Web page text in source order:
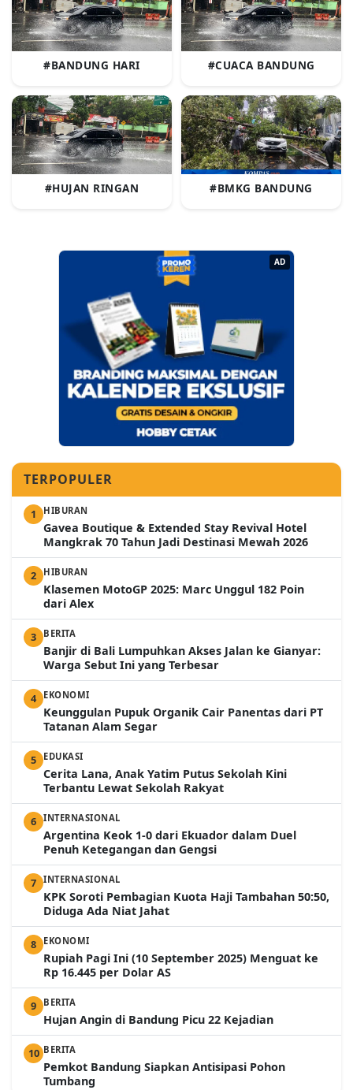
#BANDUNG HARI #CUACA BANDUNG
#HUJAN RINGAN #BMKG BANDUNG
AD
TERPOPULER
1 HIBURAN
Gavea Boutique & Extended Stay Revival Hotel
Mangkrak 70 Tahun Jadi Destinasi Mewah 2026
2 HIBURAN
Klasemen MotoGP 2025: Marc Unggul 182 Poin
dari Alex
3 BERITA
Banjir di Bali Lumpuhkan Akses Jalan ke Gianyar:
Warga Sebut Ini yang Terbesar
4 EKONOMI
Keunggulan Pupuk Organik Cair Panentas dari PT
Tatanan Alam Segar
5 EDUKASI
Cerita Lana, Anak Yatim Putus Sekolah Kini
Terbantu Lewat Sekolah Rakyat
6 INTERNASIONAL
Argentina Keok 1-0 dari Ekuador dalam Duel
Penuh Ketegangan dan Gengsi
7 INTERNASIONAL
KPK Soroti Pembagian Kuota Haji Tambahan 50:50,
Diduga Ada Niat Jahat
8 EKONOMI
Rupiah Pagi Ini (10 September 2025) Menguat ke
Rp 16.445 per Dolar AS
9 BERITA
Hujan Angin di Bandung Picu 22 Kejadian
10 BERITA
Pemkot Bandung Siapkan Antisipasi Pohon
Tumbang